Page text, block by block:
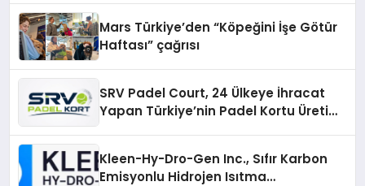
Mars Türkiye’den “Köpeğini İşe Götür
Haftası” çağrısı
SRV Padel Court, 24 Ülkeye İhracat
Yapan Türkiye’nin Padel Kortu Üretim
Kleen-Hy-Dro-Gen Inc., Sıfır Karbon
Emisyonlu Hidrojen Isıtma